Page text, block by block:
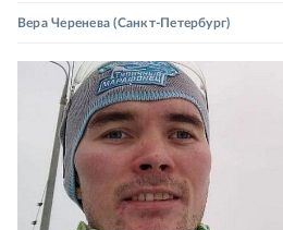
Вера Черенева (Санкт-Петербург)